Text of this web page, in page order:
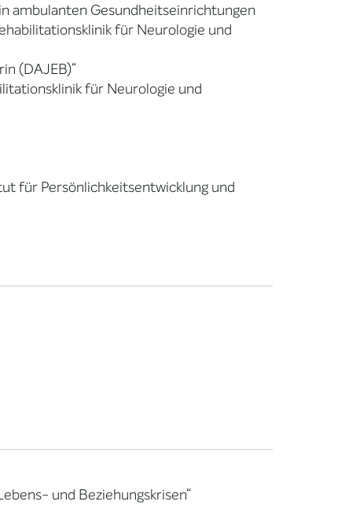
ambulanten Gesundheitseinrichtungen
für Neurologie und
(DAJEB)“
für Neurologie und
für Persönlichkeitsentwicklung und
und Beziehungskrisen“